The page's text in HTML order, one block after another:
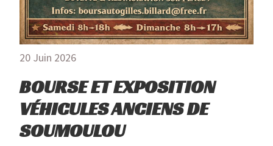
20 Juin 2026
BOURSE ET EXPOSITION
VÉHICULES ANCIENS DE
SOUMOULOU